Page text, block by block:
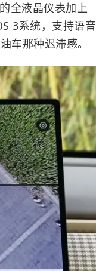
全液晶仪表加上
3系统，支持语音
车那种迟滞感。